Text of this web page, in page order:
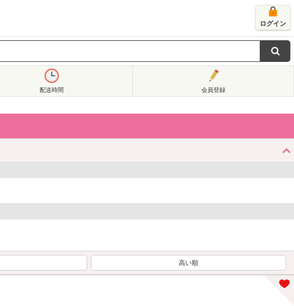
ログイン
配送時間 会員登録
高い順